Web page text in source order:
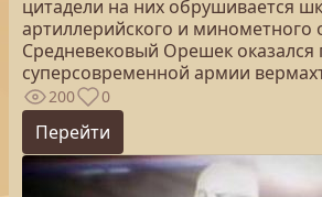
цитадели на них обрушивается
артиллерийского и минометного
Средневековый Орешек оказался
суперсовременной армии
200 0
Перейти